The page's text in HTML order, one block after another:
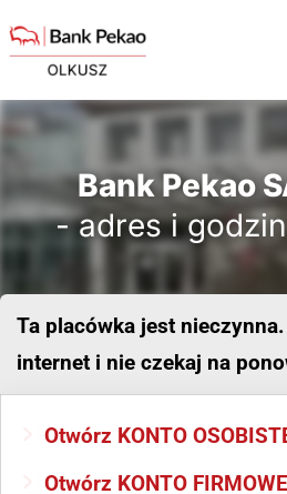
Bank Pekao
- adres i
Ta placówka jest
internet i nie czekaj na
Otwórz KONTO
Otwórz KONTO FIRMOWE